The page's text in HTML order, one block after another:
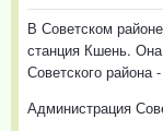
В Советском
станция Кшень.
Советского района
Администрация